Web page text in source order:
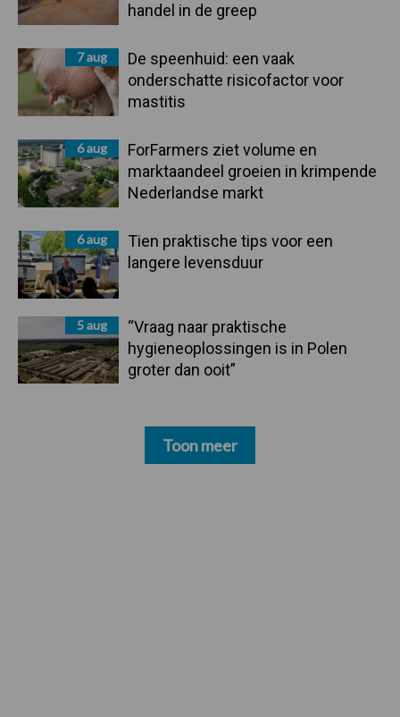
handel in de greep
7 aug
De speenhuid: een vaak
onderschatte risicofactor voor
mastitis
6 aug
ForFarmers ziet volume en
marktaandeel groeien in krimpende
Nederlandse markt
6 aug
Tien praktische tips voor een
langere levensduur
5 aug
“Vraag naar praktische
hygieneoplossingen is in Polen
groter dan ooit”
Toon meer